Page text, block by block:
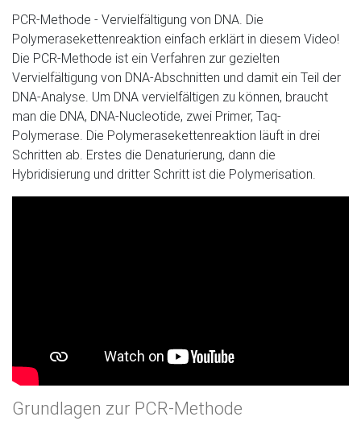
PCR-Methode - Vervielfältigung von DNA. Die
Polymerasekettenreaktion einfach erklärt in diesem Video!
Die PCR-Methode ist ein Verfahren zur gezielten
Vervielfältigung von DNA-Abschnitten und damit ein Teil der
DNA-Analyse. Um DNA vervielfältigen zu können, braucht
man die DNA, DNA-Nucleotide, zwei Primer, Taq-
Polymerase. Die Polymerasekettenreaktion läuft in drei
Schritten ab. Erstes die Denaturierung, dann die
Hybridisierung und dritter Schritt ist die Polymerisation.
Grundlagen zur PCR-Methode